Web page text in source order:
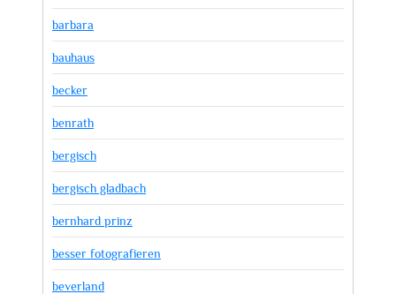
barbara
bauhaus
becker
benrath
bergisch
bergisch gladbach
bernhard prinz
besser fotografieren
beverland